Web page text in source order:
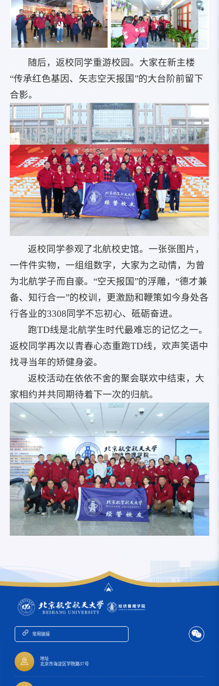
随后，返校同学重游校园。大家在新主楼
“传承红色基因、矢志空天报国”的大台阶前留下
合影。
返校同学参观了北航校史馆。一张张图片，
一件件实物，一组组数字，大家为之动情，为曾
为北航学子而自豪。“空天报国”的浮雕，“德才兼
备、知行合一”的校训，更激励和鞭策如今身处各
行各业的3308同学不忘初心、砥砺奋进。
跑TD线是北航学生时代最难忘的记忆之一。
返校同学再次以青春心态重跑TD线，欢声笑语中
找寻当年的矫健身姿。
返校活动在依依不舍的聚会联欢中结束，大
家相约并共同期待着下一次的归航。
常用链接
地址
北京市海淀区学院路37号